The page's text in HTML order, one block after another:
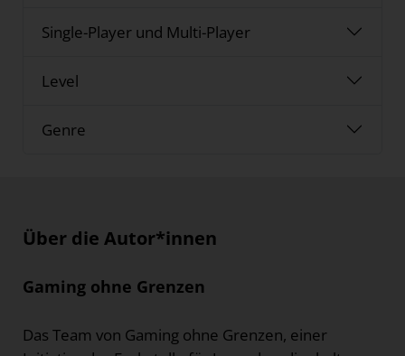
Single-Player und Multi-Player
Level
Genre
Über die Autor*innen
Gaming ohne Grenzen
Das Team von Gaming ohne Grenzen, einer